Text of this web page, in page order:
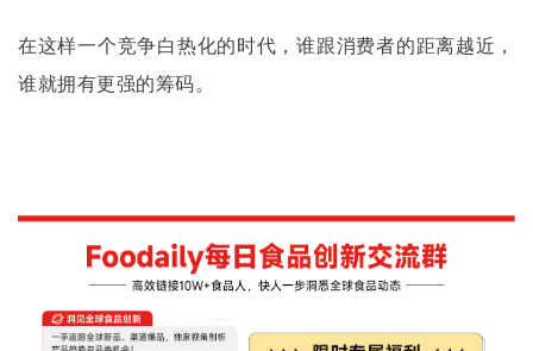
在这样一个竞争白热化的时代，谁跟消费者的距离越近，
谁就拥有更强的筹码。